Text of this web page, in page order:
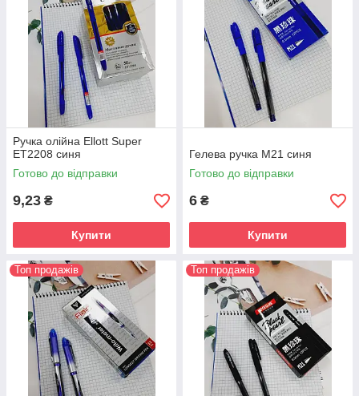
Ручка олійна Ellott Super
ЕT2208 синя
Готово до відправки
9,23 ₴
Купити
Гелева ручка М21 синя
Готово до відправки
6 ₴
Купити
Топ продажів Топ продажів